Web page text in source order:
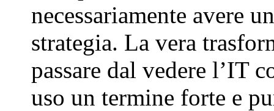
necessariamente avere
strategia. La vera
passare dal vedere l’IT
uso un termine forte e